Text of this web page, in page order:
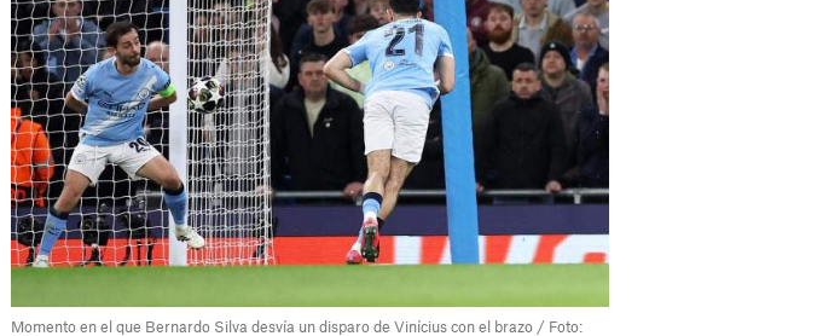
Momento en el que Bernardo Silva desvía un disparo de Vinícius con el brazo / Foto: